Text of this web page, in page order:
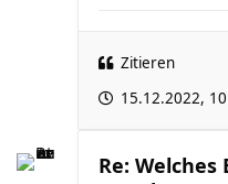
Zitieren
15.12.2022,
Re: